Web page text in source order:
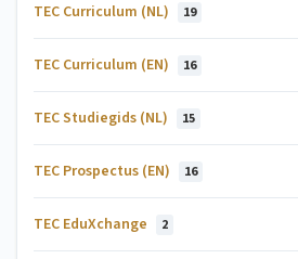
TEC Curriculum (NL) 19
TEC Curriculum (EN) 16
TEC Studiegids (NL) 15
TEC Prospectus (EN) 16
TEC EduXchange 2